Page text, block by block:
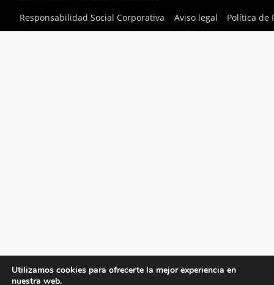
Responsabilidad Social Corporativa
Aviso legal Política de
Utilizamos cookies para ofrecerte la mejor experiencia en
nuestra web.